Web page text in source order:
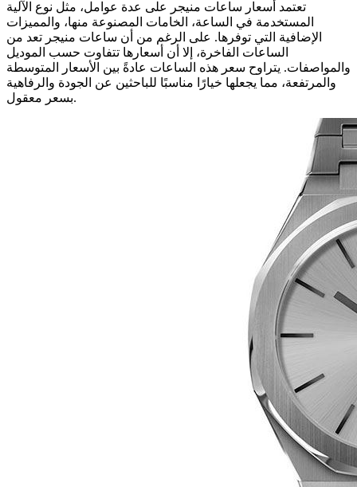
تعتمد أسعار ساعات منیجر على عدة عوامل، مثل نوع الآلية
المستخدمة في الساعة، الخامات المصنوعة منها، والمميزات
الإضافية التي توفرها. على الرغم من أن ساعات منیجر تعد من
الساعات الفاخرة، إلا أن أسعارها تتفاوت حسب الموديل
والمواصفات. يتراوح سعر هذه الساعات عادةً بين الأسعار المتوسطة
والمرتفعة، مما يجعلها خيارًا مناسبًا للباحثين عن الجودة والرفاهية
بسعر معقول.